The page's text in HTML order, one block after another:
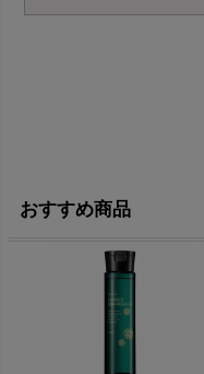
おすすめ商品